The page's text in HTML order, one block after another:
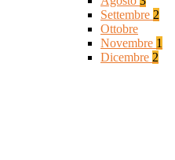
Settembre 2
Ottobre
Novembre 1
Dicembre 2